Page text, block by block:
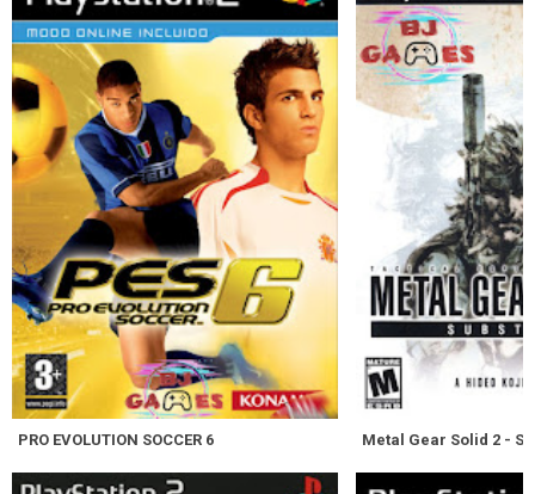
PRO EVOLUTION SOCCER 6 Metal Gear Solid 2 -